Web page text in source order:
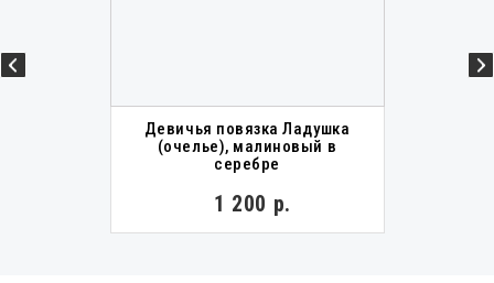
Девичья повязка Ладушка
(очелье), малиновый в
серебре
1 200 р.